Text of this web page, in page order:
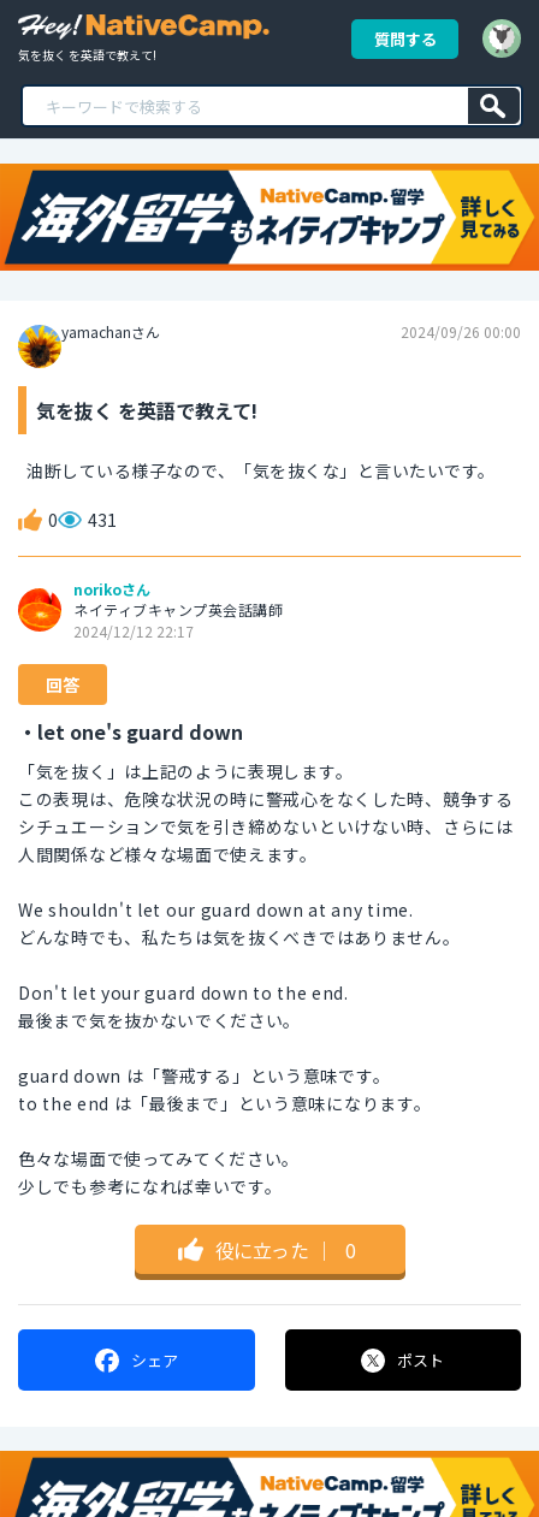
気を抜く を英語で教えて!
質問する
yamachanさん 2024/09/26 00:00
気を抜く を英語で教えて!
油断している様子なので、「気を抜くな」と言いたいです。
0 431
norikoさん
ネイティブキャンプ英会話講師
2024/12/12 22:17
回答
・let one's guard down
「気を抜く」は上記のように表現します。
この表現は、危険な状況の時に警戒心をなくした時、競争する
シチュエーションで気を引き締めないといけない時、さらには
人間関係など様々な場面で使えます。
We shouldn't let our guard down at any time.
どんな時でも、私たちは気を抜くべきではありません。
Don't let your guard down to the end.
最後まで気を抜かないでください。
guard down は「警戒する」という意味です。
to the end は「最後まで」という意味になります。
色々な場面で使ってみてください。
少しでも参考になれば幸いです。
役に立った ｜ 0
シェア ポスト